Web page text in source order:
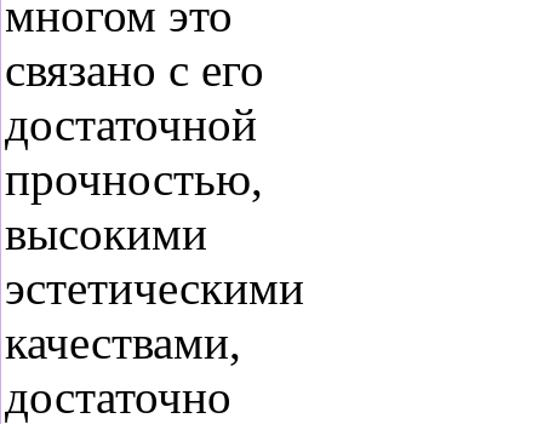
многом это
связано с его
достаточной
прочностью,
высокими
эстетическими
качествами,
достаточно